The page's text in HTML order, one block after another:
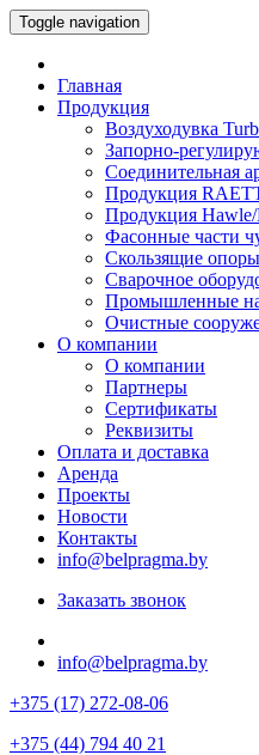
Toggle navigation
Главная
Продукция
Воздуходувка
Запорно-
Соединительная
Продукция
Продукция
Фасонные части
Скользящие опоры
Сварочное
Промышленные
Очистные
О компании
О компании
Партнеры
Сертификаты
Реквизиты
Оплата и доставка
Аренда
Проекты
Новости
Контакты
info@belpragma.by
Заказать звонок
info@belpragma.by
+375 (17) 272-08-06
+375 (44) 794 40 21